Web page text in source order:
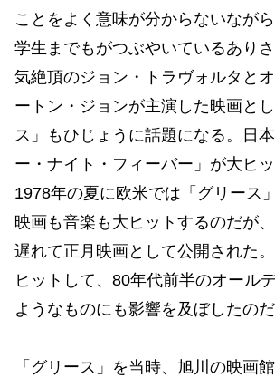
ことをよく意味が分からないなが
学生までもがつぶやいているあり
気絶頂のジョン・トラヴォルタと
ートン・ジョンが主演した映画と
ス」もひじょうに話題になる。日
ー・ナイト・フィーバー」が大ヒ
1978年の夏に欧米では「グリース
映画も音楽も大ヒットするのだが
遅れて正月映画として公開された
ヒットして、80年代前半のオール
ようなものにも影響を及ぼしたのだ
「グリース」を当時、旭川の映画